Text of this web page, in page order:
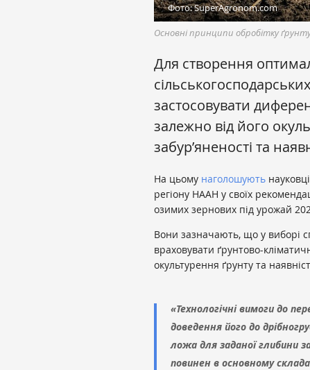
Фото: SuperAgronom.com
Основні принципи обробітку
Для створення
застосовувати
залежно від його
забур’яненості та
На цьому наголошують
регіону НААН у своїх
озимих зернових під урожай
Вони зазначають, що у виборі
враховувати ґрунтово-
окультурення ґрунту та
«Технологічні вимоги до
доведення його до
ложа для заданої глибини
повинен в основному